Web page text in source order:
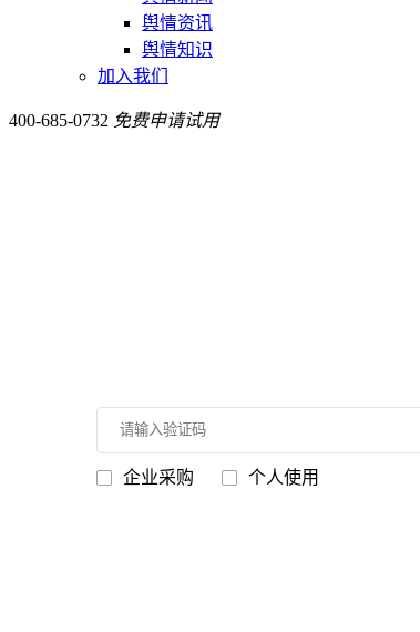
舆情资讯
舆情知识
加入我们
400-685-0732 免费申请试用
企业采购 个人使用